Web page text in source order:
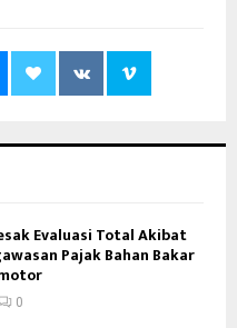
Evaluasi Total Akibat
Pajak Bahan Bakar
0